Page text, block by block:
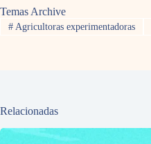
Temas Archive
#Agricultoras experimentadoras
Relacionadas